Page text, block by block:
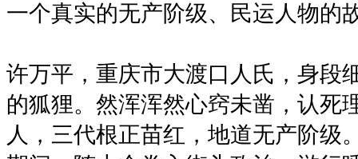
一个真实的无产阶级、民运人物的
许万平，重庆市大渡口人氏，身段
的狐狸。然浑浑然心窍未凿，认死
人，三代根正苗红，地道无产阶级